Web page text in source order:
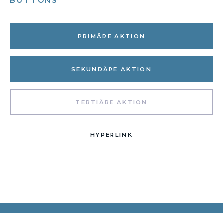
PRIMÄRE AKTION
SEKUNDÄRE AKTION
TERTIÄRE AKTION
HYPERLINK